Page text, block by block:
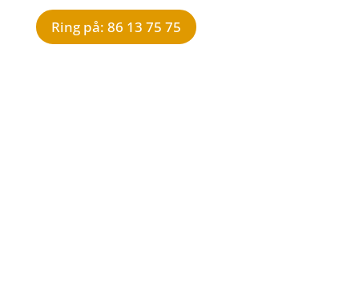
Ring på: 86 13 75 75